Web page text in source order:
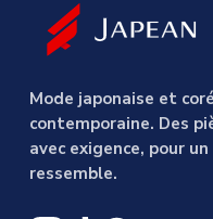
Mode japonaise et
contemporaine. Des
avec exigence, pour
ressemble.